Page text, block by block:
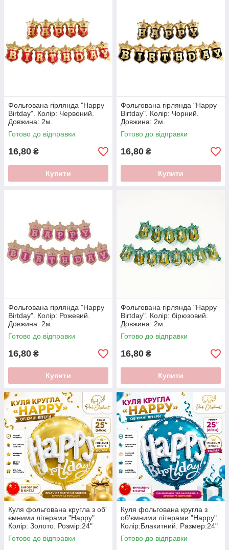
Фольгована гірлянда "Happy
Birtday". Колір: Червоний.
Довжина: 2м.
Готово до відправки
16,80 ₴
Купити
Фольгована гірлянда "Happy
Birtday". Колір: Чорний.
Довжина: 2м.
Готово до відправки
16,80 ₴
Купити
Фольгована гірлянда "Happy
Birtday". Колір: Рожевий.
Довжина: 2м.
Готово до відправки
16,80 ₴
Купити
Фольгована гірлянда "Happy
Birtday". Колір: бірюзовий.
Довжина: 2м.
Готово до відправки
16,80 ₴
Купити
Куля фольгована кругла з об'
ємними літерами "Happy"
Колір: Золото. Розмір:24"
(60cм)
Готово до відправки
Куля фольгована кругла з
об'ємними літерами "Hapрy"
Колір:Блакитний. Размер:24"
(60см)
Готово до відправки